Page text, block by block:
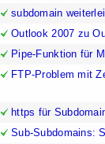
subdomain
Outlook 2007 zu
Pipe-Funktion für
FTP-Problem mit
https für
Sub-Subdomains: